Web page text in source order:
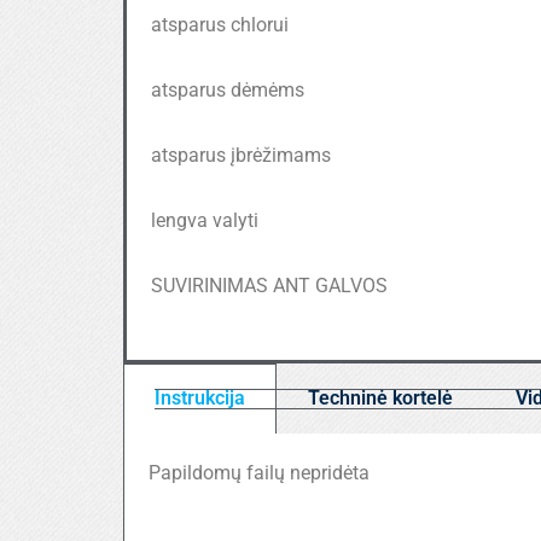
atsparus chlorui
atsparus dėmėms
atsparus įbrėžimams
lengva valyti
SUVIRINIMAS ANT GALVOS
Instrukcija Techninė kortelė
Papildomų failų nepridėta